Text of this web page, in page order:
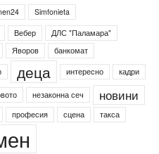
Simfonieta
Вебер
ДЛС "Паламара"
Яворов
банкомат
деца интересно кадри
незаконна сеч новини
професия сцена такса